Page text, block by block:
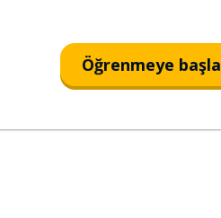
Öğrenmeye başla